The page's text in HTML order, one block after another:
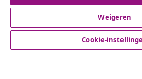
© 2008-2026 vidaXL www.vidaxl.nl is
Weigeren
Cookie-